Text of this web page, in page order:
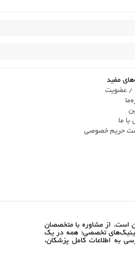
مفید
/ عضویت
ما
حریم خصوصی
است. از مشاوره با متخصصان
تخصصی؛ همه در یک
به اطلاعات کامل پزشکان،